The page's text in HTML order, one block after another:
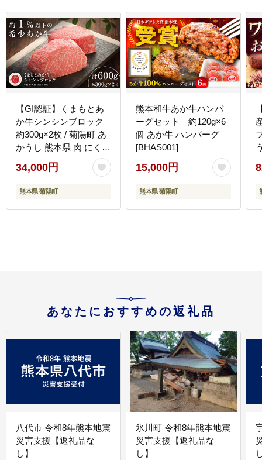
【GI認証】くまもとあ
か牛シンシンブロック
約300g×2枚 / 菊陽町 あ
かうし 熊本県 肉 にく
niku ブランド 旨み 【有
限会社 三協畜産】
[BHAS015]
34,000円
熊本県 菊陽町
熊本和牛あか牛ハンバ
ーグセット 約120g×6
個 あか牛 ハンバーグ
[BHAS001]
15,000円
熊本県 菊陽町
あなたにおすすめの返礼品
八代市 令和8年熊本地震
災害支援【返礼品な
し】
氷川町 令和8年熊本地震
災害支援【返礼品な
し】